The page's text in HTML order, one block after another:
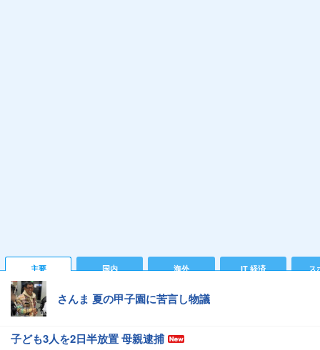
主要 国内 海外 IT 経済 ス
さんま 夏の甲子園に苦言し物議
子ども3人を2日半放置 母親逮捕